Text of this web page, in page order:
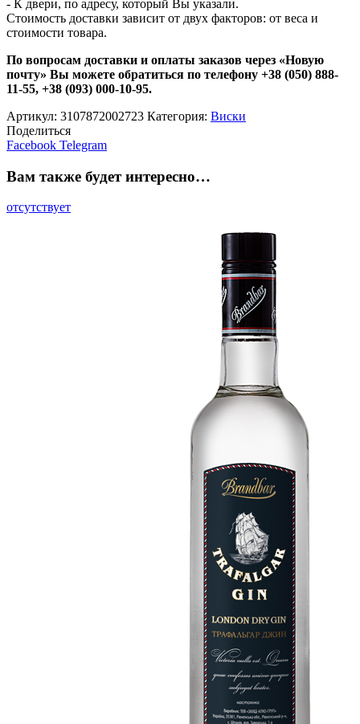
- К двери, по адресу, который Вы указали.
Стоимость доставки зависит от двух факторов: от веса и
стоимости товара.
По вопросам доставки и оплаты заказов через «Новую
почту» Вы можете обратиться по телефону +38 (050) 888-
11-55, +38 (093) 000-10-95.
Артикул: 3107872002723 Категория: Виски
Поделиться
Facebook Telegram
Вам также будет интересно…
отсутствует